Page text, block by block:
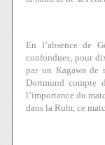
En l’absence de
confondues, pour
par un Kagawa de
Dortmund compte
l’importance du
dans la Ruhr, ce